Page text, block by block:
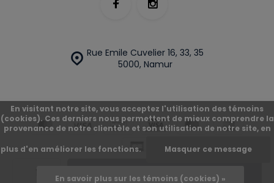
Ajouter
Rue Emile Cuvelier 16, 33, 35
5000, Namur
En visitant notre site, vous acceptez l'utilisation des témoins
(cookies). Ces derniers nous permettent de mieux comprendre la
provenance de notre clientèle et son utilisation de notre site, en
plus d'en améliorer les fonctions. Masquer ce message
En savoir plus sur les témoins (cookies) »